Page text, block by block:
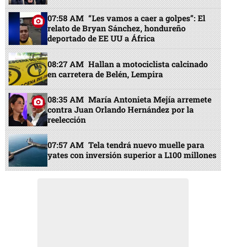
07:58 AM “Les vamos a caer a golpes”: El
relato de Bryan Sánchez, hondureño
deportado de EE UU a África
08:27 AM Hallan a motociclista calcinado
en carretera de Belén, Lempira
08:35 AM María Antonieta Mejía arremete
contra Juan Orlando Hernández por la
reelección
07:57 AM Tela tendrá nuevo muelle para
yates con inversión superior a L100 millones